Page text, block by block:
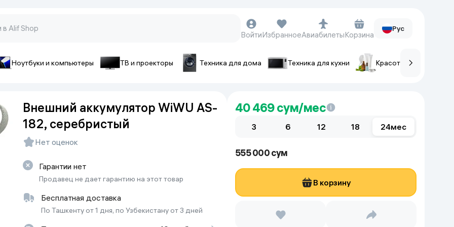
и гаджеты
Чехлы для смартфонов
Чехлы для iPhone
Cопутствующие товары
Батарейки и аккумуляторы
Кабели
Смарт-часы
Наручные часы
Фитнес-браслеты
Фотоаппараты и видеокамеры
Фотоаппараты
Экшен-камеры
ВойтиИзбранноеАвиабилетыКорзина
Рус
Ноутбуки и компьютеры ТВ и проекторы Техника для дома Техника для кухни Красота и уход
Внешний аккумулятор WiWU AS-
182, серебристый
Нет оценок
Гарантии нет
Продавец не дает гарантию на этот товар
Бесплатная доставка
По Ташкенту от 1 дня, по Узбекистану от 3 дней
40 469сум/мес
3 6 12 18 24мес
555 000 сум
В корзину